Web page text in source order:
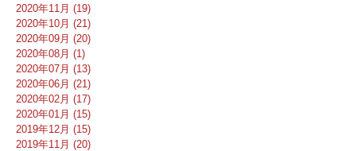
2020年11月 (19)
2020年10月 (21)
2020年09月 (20)
2020年08月 (1)
2020年07月 (13)
2020年06月 (21)
2020年02月 (17)
2020年01月 (15)
2019年12月 (15)
2019年11月 (20)